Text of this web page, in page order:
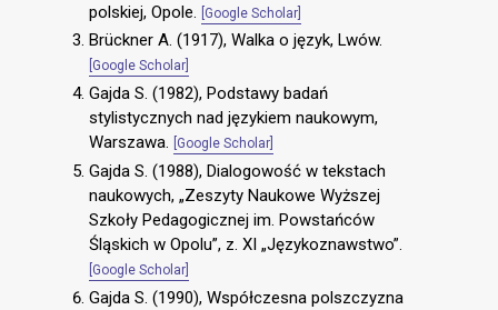
polskiej, Opole.
[Google Scholar]
Brückner A. (1917), Walka o język, Lwów.
[Google Scholar]
Gajda S. (1982), Podstawy badań
stylistycznych nad językiem naukowym,
Warszawa.
[Google Scholar]
Gajda S. (1988), Dialogowość w tekstach
naukowych, „Zeszyty Naukowe Wyższej
Szkoły Pedagogicznej im. Powstańców
Śląskich w Opolu”, z. XI „Językoznawstwo”.
[Google Scholar]
Gajda S. (1990), Współczesna polszczyzna